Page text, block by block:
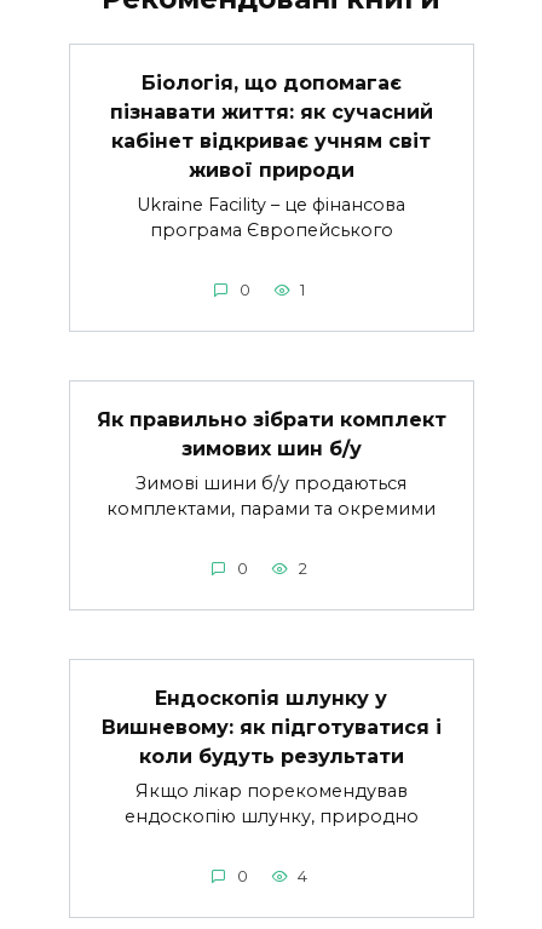
Біологія, що допомагає
пізнавати життя: як сучасний
кабінет відкриває учням світ
живої природи
Ukraine Facility – це фінансова
програма Європейського
0 1
Як правильно зібрати комплект
зимових шин б/у
Зимові шини б/у продаються
комплектами, парами та окремими
0 2
Ендоскопія шлунку у
Вишневому: як підготуватися і
коли будуть результати
Якщо лікар порекомендував
ендоскопію шлунку, природно
0 4